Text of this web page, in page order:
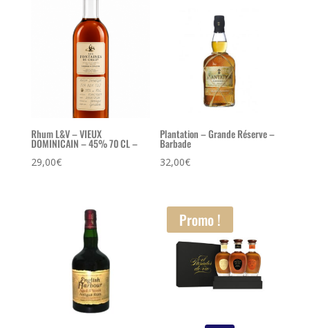
Rhum L&V – VIEUX
DOMINICAIN – 45% 70 CL –
29,00€
Plantation – Grande Réserve –
Barbade
32,00€
Promo !